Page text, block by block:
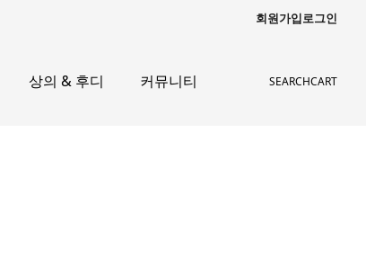
회원가입로그인
상의 & 후디 커뮤니티 SEARCHCART